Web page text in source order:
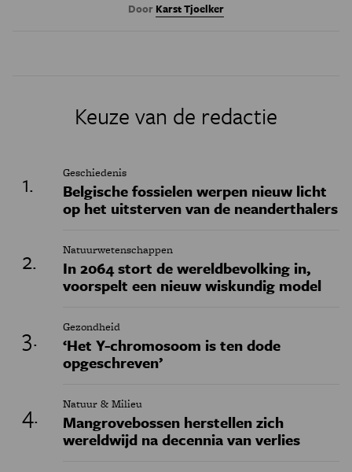
Door Karst Tjoelker
Keuze van de redactie
Geschiedenis
Belgische fossielen werpen nieuw licht
op het uitsterven van de neanderthalers
Natuurwetenschappen
In 2064 stort de wereldbevolking in,
voorspelt een nieuw wiskundig model
Gezondheid
‘Het Y-chromosoom is ten dode
opgeschreven’
Natuur & Milieu
Mangrovebossen herstellen zich
wereldwijd na decennia van verlies